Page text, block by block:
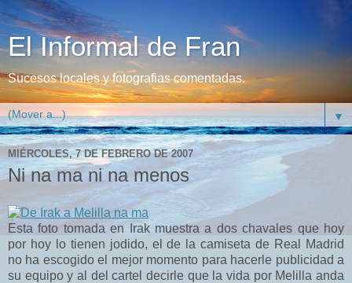
El Informal de Fran
Sucesos locales y fotografias comentadas.
▼
MIÉRCOLES, 7 DE FEBRERO DE 2007
Ni na ma ni na menos
Esta foto tomada en Irak muestra a dos chavales que hoy
por hoy lo tienen jodido, el de la camiseta de Real Madrid
no ha escogido el mejor momento para hacerle publicidad a
su equipo y al del cartel decirle que la vida por Melilla anda